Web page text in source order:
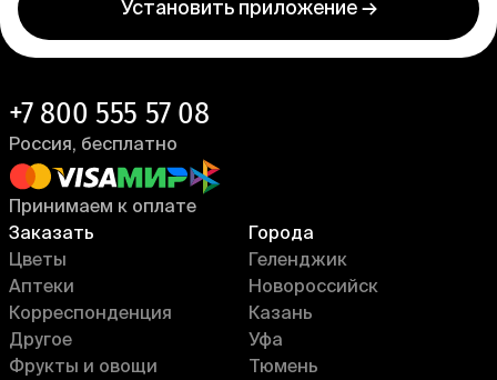
Установить приложение →
Заказать
Цветы
Аптеки
Корреспонденция
Другое
Фрукты и овощи
Города
Геленджик
Новороссийск
Казань
Уфа
Тюмень
+7 800 555 57 08
Россия, бесплатно
Принимаем к оплате